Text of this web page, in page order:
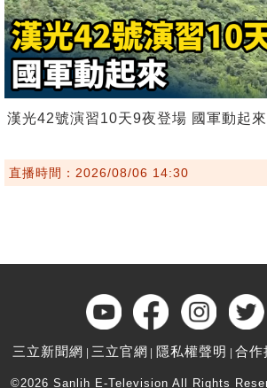
漢光42號演習10天9夜登場 國軍動起來
直播時間：2026/08/06 14:30
三立新聞網 三立官網 隱私權聲明 合作
©2026 Sanlih E-Television All Rights